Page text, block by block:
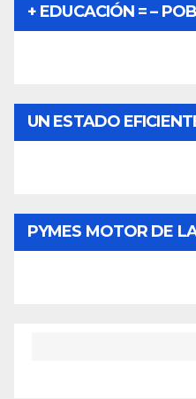
+ EDUCACIÓN = –
UN ESTADO
PYMES MOTOR DE